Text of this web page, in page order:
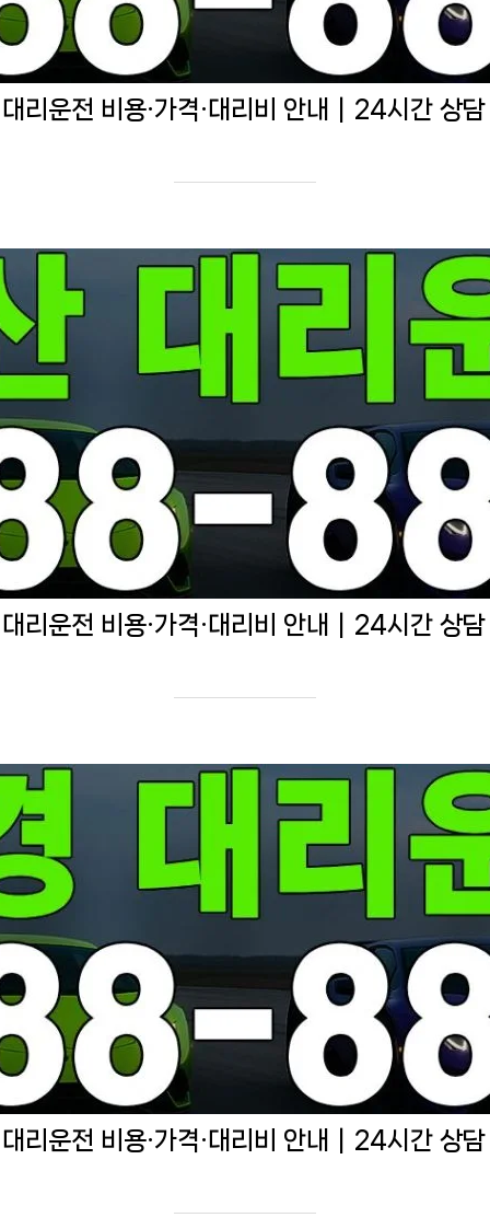
리운전 비용·가격·대리비 안내｜24시간 상
리운전 비용·가격·대리비 안내｜24시간 상
리운전 비용·가격·대리비 안내｜24시간 상